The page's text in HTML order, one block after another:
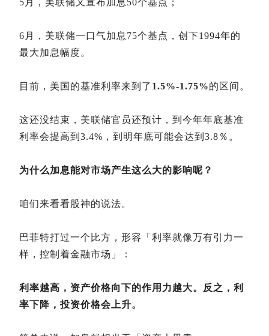
5月，美联储又宣布加息50个基点；
6月，美联储一口气加息75个基点，创下1994年的
最大加息幅度。
目前，美国的基准利率来到了 1.5%-1.75%的区间。
这还没结束，美联储官员还预计，到今年年底基准
利率会提高到3.4%，到明年底可能会达到3.8％。
为什么加息能对市场产生这么大的影响呢？
咱们来看看股神的说法。
巴菲特打过一个比方，形容「利率就像万有引力一
样，控制着金融市场」：
利率越高，资产价格向下的作用力越大。反之，利
率下降，投资价格会上升。